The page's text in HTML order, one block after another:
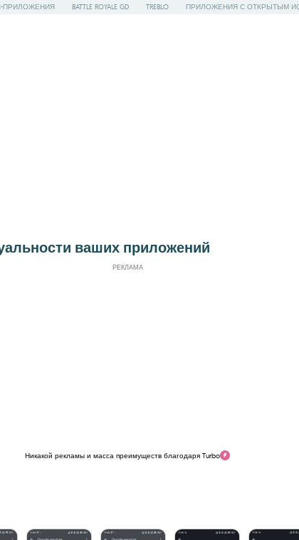
ПРИЛОЖЕНИЯ BATTLE ROYALE GD TREBLO ПРИЛОЖЕНИЯ С ОТКРЫТЫМ
ваших приложений
РЕКЛАМА
Никакой рекламы и масса преимуществ благодаря Turbo